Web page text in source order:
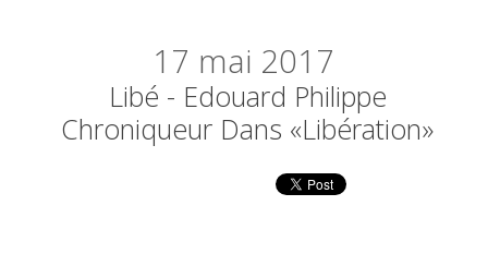
17 mai 2017
Libé - Edouard Philippe
Chroniqueur Dans «Libération»